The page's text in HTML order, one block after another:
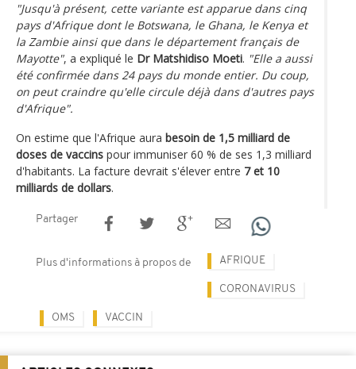
"Jusqu'à présent, cette variante est apparue dans cinq
pays d'Afrique dont le Botswana, le Ghana, le Kenya et
la Zambie ainsi que dans le département français de
Mayotte", a expliqué le Dr Matshidiso Moeti. "Elle a aussi
été confirmée dans 24 pays du monde entier. Du coup,
on peut craindre qu'elle circule déjà dans d'autres pays
d'Afrique".
On estime que l'Afrique aura besoin de 1,5 milliard de
doses de vaccins pour immuniser 60 % de ses 1,3 milliard
d'habitants. La facture devrait s'élever entre 7 et 10
milliards de dollars.
Partager
Plus d'informations à propos de AFRIQUE
CORONAVIRUS
OMS VACCIN